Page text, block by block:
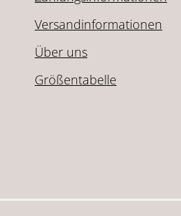
Versandinformationen
Über uns
Größentabelle